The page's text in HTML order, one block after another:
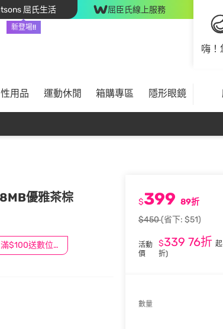
屈氏生活
新登場!!
屈臣氏線上服務
嗨！
用品 運動休閒 箱購專區 隱形眼鏡
優雅茶棕
滿$100送數位印花
$399 89折
$450(省下: $51)
活動
價
$339 76折 起
折)
數量